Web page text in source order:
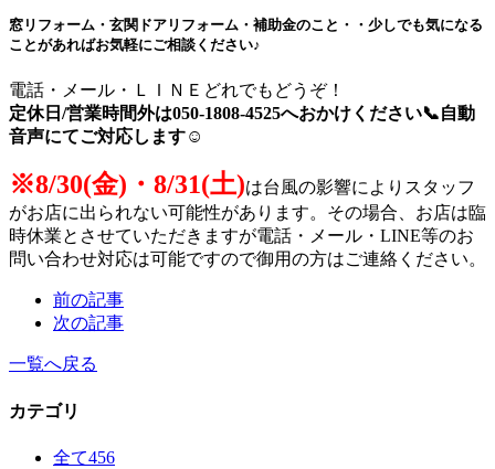
窓リフォーム・玄関ドアリフォーム・補助金のこと・・ 少しでも気になる
ことがあればお気軽にご相談ください♪
電話・メール・ＬＩＮＥどれでもどうぞ！
定休日/営業時間外は050-1808-4525へおかけください📞自動
音声にてご対応します☺
※8/30(金)・8/31(土)は台風の影響によりスタッフ
がお店に出られない可能性があります。その場合、お店は臨
時休業とさせていただきますが電話・メール・LINE等のお
問い合わせ対応は可能ですので御用の方はご連絡ください。
前の記事
次の記事
一覧へ戻る
カテゴリ
全て456